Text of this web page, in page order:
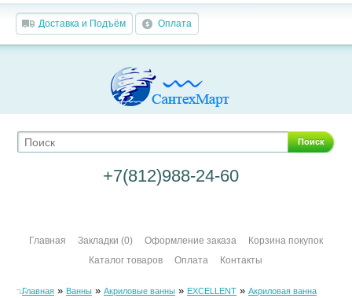
Доставка и Подъём Оплата
Поиск
+7(812)988-24-60
Главная Закладки (0) Оформление заказа
Корзина покупок
Каталог товаров
Оплата Контакты
Главная» Ванны» Акриловые ванны» EXCELLENT» Акриловая ванна